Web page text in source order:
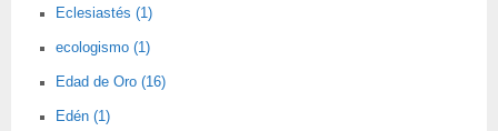
Eclesiastés (1)
ecologismo (1)
Edad de Oro (16)
Edén (1)